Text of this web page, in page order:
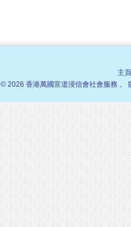
主頁
© 2026 香港萬國宣道浸信會社會服務 。